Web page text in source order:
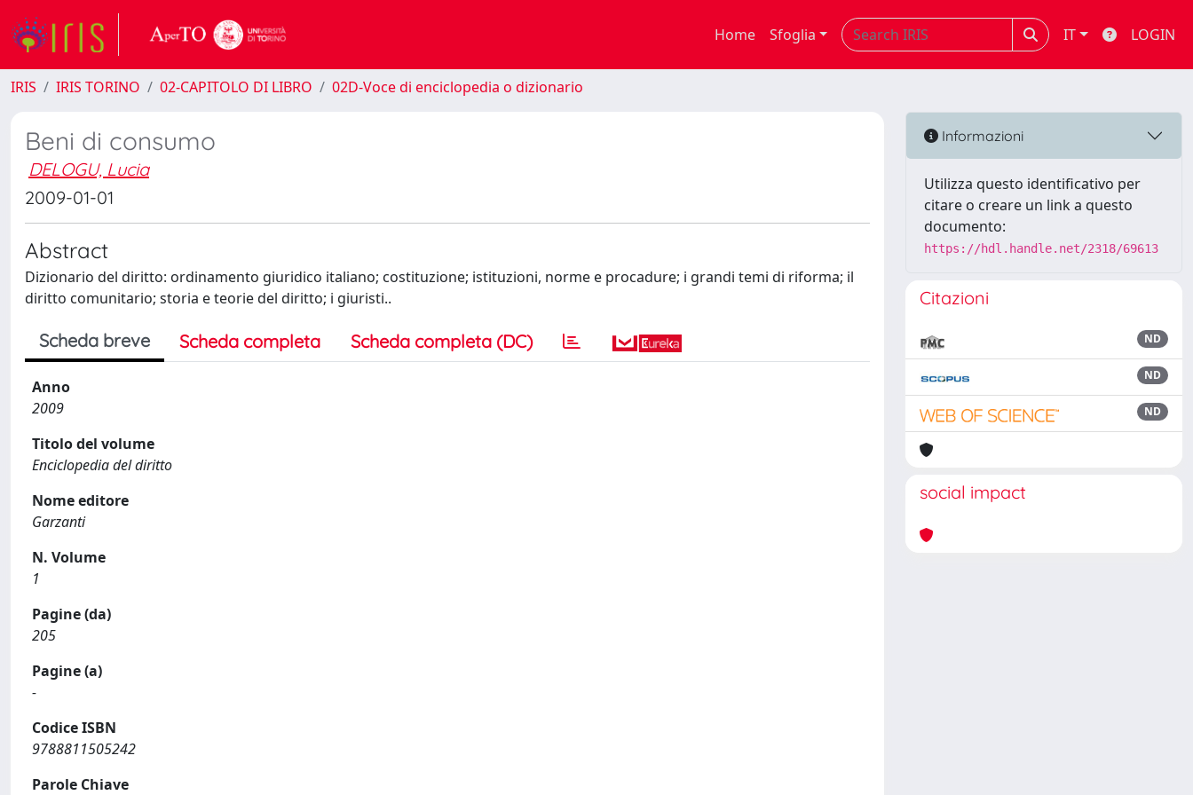
Home Sfoglia IT LOGIN
IRIS IRIS TORINO 02-CAPITOLO DI LIBRO 02D-Voce di enciclopedia o dizionario
Beni di consumo
DELOGU, Lucia
2009-01-01
Abstract
Dizionario del diritto: ordinamento giuridico italiano; costituzione; istituzioni, norme e procadure; i grandi temi di riforma; il
diritto comunitario; storia e teorie del diritto; i giuristi..
Scheda breve Scheda completa Scheda completa (DC)
Anno
2009
Titolo del volume
Enciclopedia del diritto
Nome editore
Garzanti
N. Volume
1
Pagine (da)
205
Pagine (a)
-
Codice ISBN
9788811505242
Parole Chiave
Informazioni
Utilizza questo identificativo per
citare o creare un link a questo
documento:
https://hdl.handle.net/2318/69613
Citazioni
ND
ND
ND
social impact